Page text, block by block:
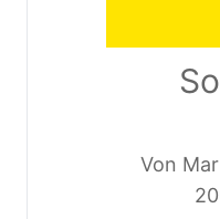
Von